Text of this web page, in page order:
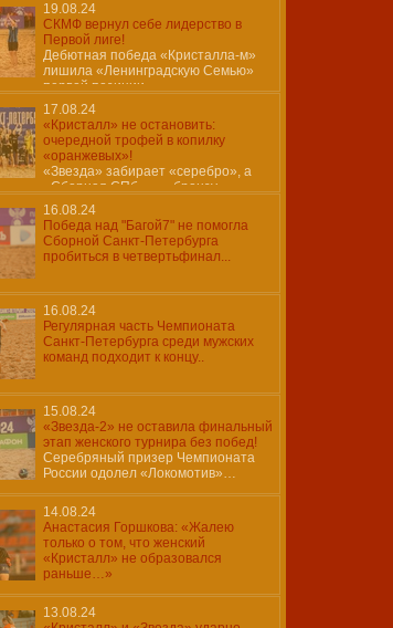
19.08.24
СКМФ вернул себе лидерство в
Первой лиге!
Дебютная победа «Кристалла-м»
лишила «Ленинградскую Семью»
первой позиции…
17.08.24
«Кристалл» не остановить:
очередной трофей в копилку
«оранжевых»!
«Звезда» забирает «серебро», а
«Сборная СПб» — «бронзу»
16.08.24
Победа над "Багой7" не помогла
Сборной Санкт-Петербурга
пробиться в четвертьфинал...
16.08.24
Регулярная часть Чемпионата
Санкт-Петербурга среди мужских
команд подходит к концу..
15.08.24
«Звезда-2» не оставила финальный
этап женского турнира без побед!
Серебряный призер Чемпионата
России одолел «Локомотив»…
14.08.24
Анастасия Горшкова: «Жалею
только о том, что женский
«Кристалл» не образовался
раньше…»
13.08.24